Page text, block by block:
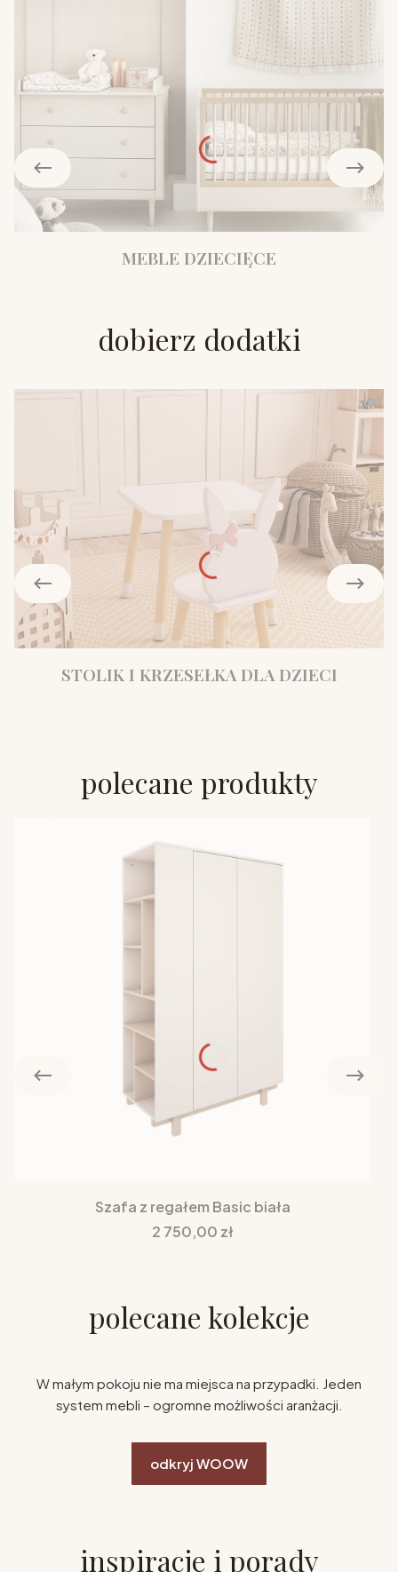
MEBLE DZIECIĘCE
dobierz dodatki
STOLIK I KRZESEŁKA DLA DZIECI
polecane produkty
Szafa z regałem Basic biała
Cena
2 750,00 zł
polecane kolekcje
W małym pokoju nie ma miejsca na przypadki. Jeden
system mebli – ogromne możliwości aranżacji.
odkryj WOOW
inspiracje i porady